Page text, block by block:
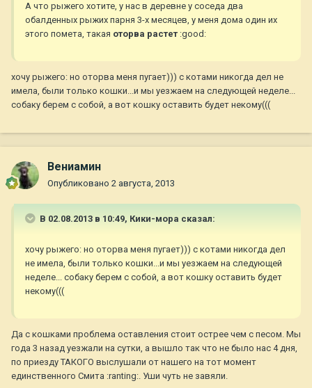
А что рыжего хотите, у нас в деревне у соседа два
обалденных рыжих парня 3-х месяцев, у меня дома один их
этого помета, такая оторва растет :good:
хочу рыжего: но оторва меня пугает))) с котами никогда дел не
имела, были только кошки...и мы уезжаем на следующей неделе...
собаку берем с собой, а вот кошку оставить будет некому(((
Вениамин
Опубликовано 2 августа, 2013
В 02.08.2013 в 10:49, Кики-мора сказал:
хочу рыжего: но оторва меня пугает))) с котами никогда дел
не имела, были только кошки...и мы уезжаем на следующей
неделе... собаку берем с собой, а вот кошку оставить будет
некому(((
Да с кошками проблема оставления стоит острее чем с песом. Мы
года 3 назад уезжали на сутки, а вышло так что не было нас 4 дня,
по приезду ТАКОГО выслушали от нашего на тот момент
единственного Смита :ranting:. Уши чуть не завяли.